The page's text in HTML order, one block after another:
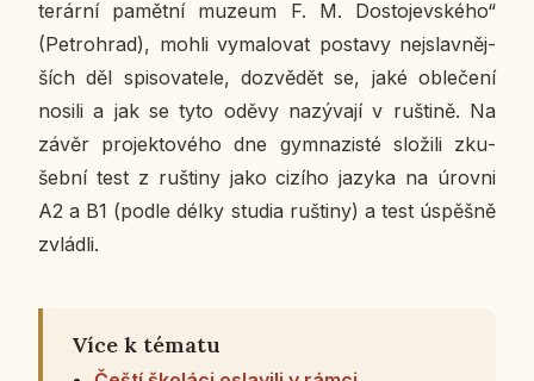
te­rár­ní pa­mět­ní muzeum F. M. Do­sto­jev­ské­ho“
(Pe­t­ro­hrad), mohli vy­ma­lo­vat po­sta­vy nej­slav­něj­
ších děl spi­so­va­te­le, do­zvě­dět se, jaké ob­le­če­ní
nosili a jak se tyto oděvy na­zý­va­jí v ruš­ti­ně. Na
závěr pro­jek­to­vé­ho dne gym­na­zis­té slo­ži­li zku­
šeb­ní test z ruš­ti­ny jako cizího jazyka na úrovni
A2 a B1 (podle délky studia ruš­ti­ny) a test úspěš­ně
zvlád­li.
Více k tématu